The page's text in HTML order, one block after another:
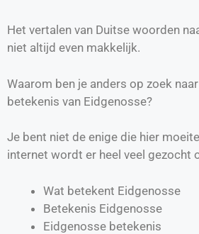
Het vertalen van Duitse woorden
niet altijd even makkelijk.
Waarom ben je anders op zoek
betekenis van Eidgenosse?
Je bent niet de enige die hier
internet wordt er heel veel gezocht
Wat betekent Eidgenosse
Betekenis Eidgenosse
Eidgenosse betekenis